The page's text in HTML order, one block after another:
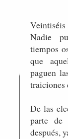
Veintiséis
Nadie
tiempos
que
paguen
De las
parte de
después,